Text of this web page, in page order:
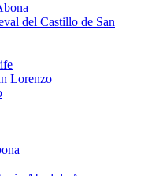
del Castillo de San
Lorenzo